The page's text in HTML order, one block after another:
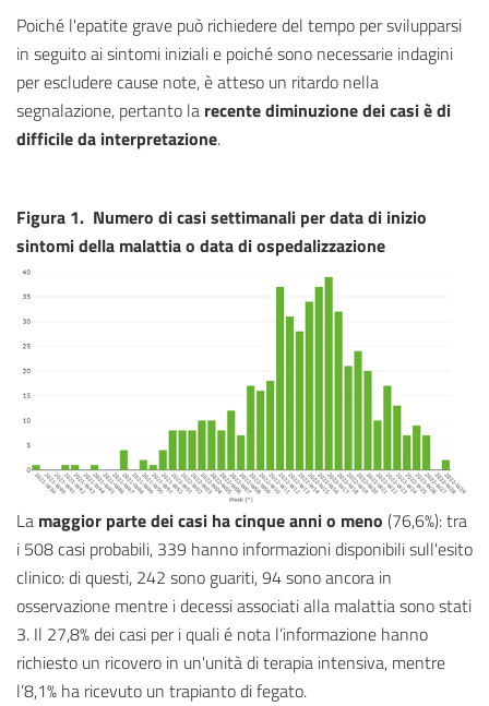
Poiché l'epatite grave può richiedere del tempo per svilupparsi
in seguito ai sintomi iniziali e poiché sono necessarie indagini
per escludere cause note, è atteso un ritardo nella
segnalazione, pertanto la recente diminuzione dei casi è di
difficile da interpretazione.
Figura 1. Numero di casi settimanali per data di inizio
sintomi della malattia o data di ospedalizzazione
La maggior parte dei casi ha cinque anni o meno (76,6%): tra
i 508 casi probabili, 339 hanno informazioni disponibili sull'esito
clinico: di questi, 242 sono guariti, 94 sono ancora in
osservazione mentre i decessi associati alla malattia sono stati
3. Il 27,8% dei casi per i quali é nota l’informazione hanno
richiesto un ricovero in un'unità di terapia intensiva, mentre
l’8,1% ha ricevuto un trapianto di fegato.